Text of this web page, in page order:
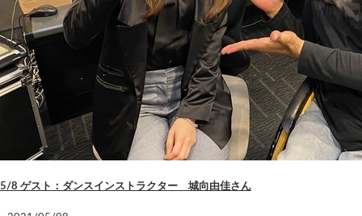
5/8 ゲスト：ダンスインストラクター 城向由佳さん